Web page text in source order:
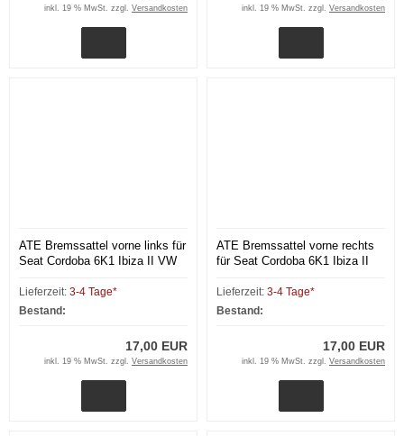
inkl. 19 % MwSt. zzgl. Versandkosten inkl. 19 % MwSt. zzgl. Versandkosten
ATE Bremssattel vorne links für
Seat Cordoba 6K1 Ibiza II VW
Lieferzeit: 3-4 Tage*
Bestand:
17,00 EUR
inkl. 19 % MwSt. zzgl. Versandkosten
ATE Bremssattel vorne rechts
für Seat Cordoba 6K1 Ibiza II
Lieferzeit: 3-4 Tage*
Bestand:
17,00 EUR
inkl. 19 % MwSt. zzgl. Versandkosten